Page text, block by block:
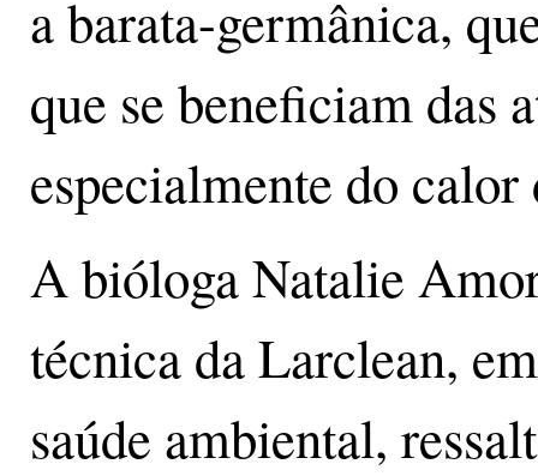
a barata-germânica,
que se beneficiam das
especialmente do
A bióloga Natalie
técnica da Larclean,
saúde ambiental,